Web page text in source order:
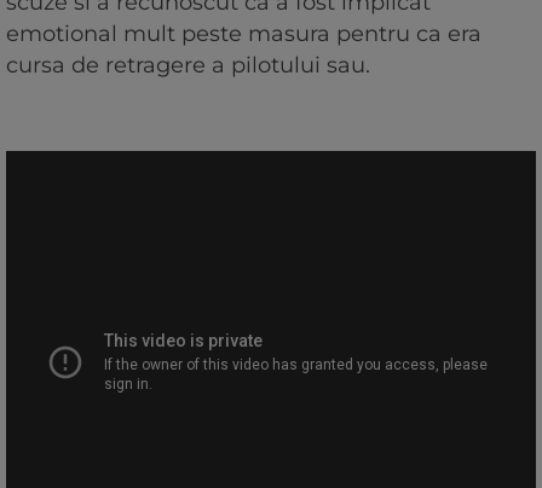
emotional mult peste masura pentru ca era
cursa de retragere a pilotului sau.